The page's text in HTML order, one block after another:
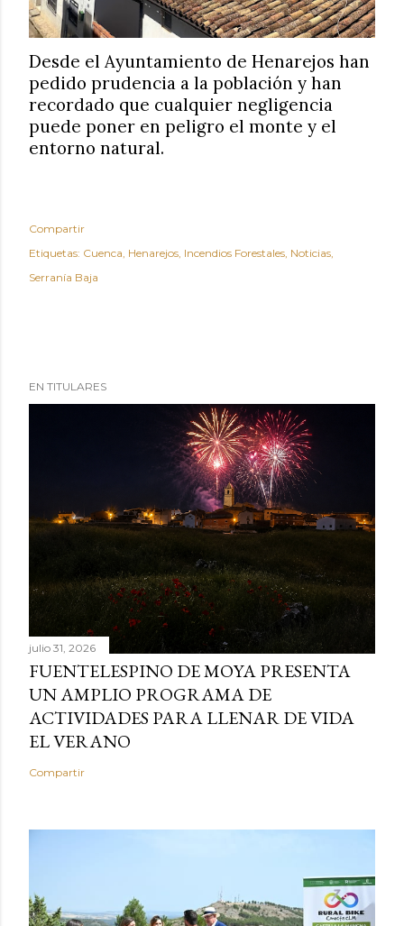
Desde el Ayuntamiento de Henarejos han
pedido prudencia a la población y han
recordado que cualquier negligencia
puede poner en peligro el monte y el
entorno natural.
Compartir
Etiquetas: Cuenca Henarejos Incendios Forestales Noticias
Serranía Baja
EN TITULARES
julio 31, 2026
FUENTELESPINO DE MOYA PRESENTA
UN AMPLIO PROGRAMA DE
ACTIVIDADES PARA LLENAR DE VIDA
EL VERANO
Compartir